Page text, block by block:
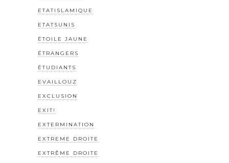
ETATISLAMIQUE
ETATSUNIS
ÉTOILE JAUNE
ÉTRANGERS
ÉTUDIANTS
EVAILLOUZ
EXCLUSION
EXIT!
EXTERMINATION
EXTREME DROITE
EXTRÊME DROITE